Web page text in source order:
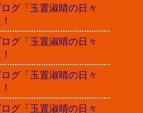
「玉置淑晴の日々
「玉置淑晴の日々
「玉置淑晴の日々
「玉置淑晴の日々